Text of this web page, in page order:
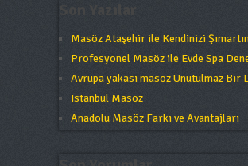
Masöz Ataşehir ile Kendinizi
Profesyonel Masöz ile Evde Spa
Avrupa yakası masöz Unutulmaz Bir
Istanbul Masöz
Anadolu Masöz Farkı ve Avantajları